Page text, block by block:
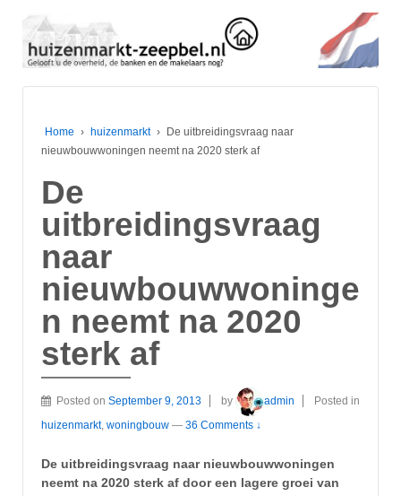
Home › huizenmarkt ›
De uitbreidingsvraag naar
nieuwbouwwoningen neemt na 2020 sterk af
De
uitbreidingsvraag
naar
nieuwbouwwoninge
n neemt na 2020
sterk af
Posted on September 9, 2013 by admin
Posted in
huizenmarkt, woningbouw — 36 Comments ↓
De uitbreidingsvraag naar nieuwbouwwoningen
neemt na 2020 sterk af door een lagere groei van